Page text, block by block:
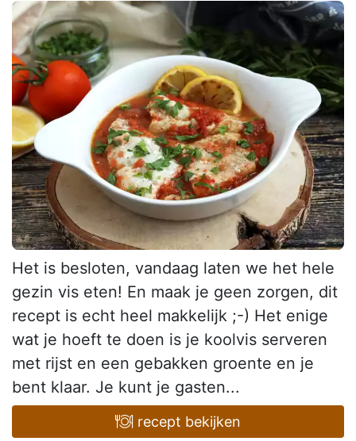
Het is besloten, vandaag laten we het hele
gezin vis eten! En maak je geen zorgen, dit
recept is echt heel makkelijk ;-) Het enige
wat je hoeft te doen is je koolvis serveren
met rijst en een gebakken groente en je
bent klaar. Je kunt je gasten...
recept bekijken